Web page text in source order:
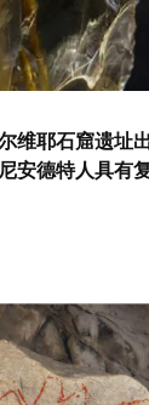
维耶石窟遗址
安德特人具有